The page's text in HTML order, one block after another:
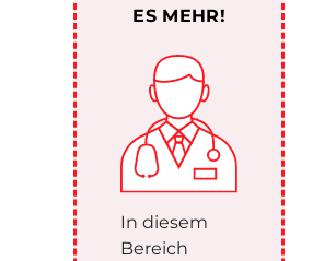
ES MEHR!
In diesem
Bereich